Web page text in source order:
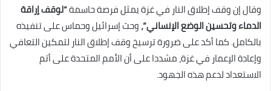
وقال إن وقف إطلاق النار في غزة يمثل فرصة حاسمة“لوقف إراقة
الدماء وتحسين الوضع الإنساني”،وحث إسرائيل وحماس على تنفيذه
بالكامل. كما أكد على ضرورة ترسيخ وقف إطلاق النار لتمكين التعافي
وإعادة الإعمار في غزة، مشددا على أن الأمم المتحدة على أتم
الاستعداد لدعم هذه الجهود.